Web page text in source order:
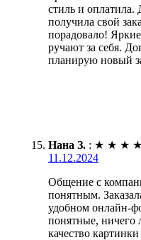
стиль и оплатила.
получила свой
порадовало!
ручают за себя.
планирую новый
Нана З. : ★ ★ ★ ★
11.12.2024
Общение с
понятным.
удобном онлайн-
понятные, ничего
качество